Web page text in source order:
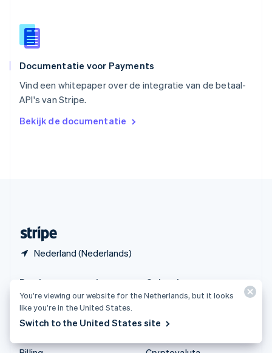
Documentatie voor Payments
Vind een whitepaper over de integratie van de betaal-
API's van Stripe.
Bekijk de documentatie
Nederland (Nederlands)
Español
Thailand
Tsjechië
Vasteland van China
简体中文English
English
Producten en tarieven
Tarieven
Atlas
Oplossingen
Grote ondernemingen
Start-ups
You’re viewing our website for the Netherlands, but it looks
like you’re in the United States.
Switch to the United States site